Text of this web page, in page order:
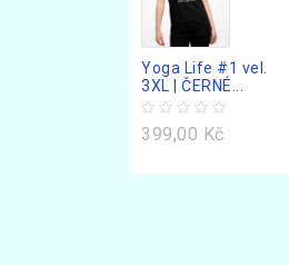
Yoga Life #1 vel.
3XL | ČERNÉ...
399,00 Kč